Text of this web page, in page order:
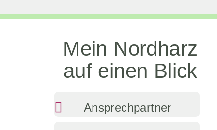
Mein Nordharz
auf einen Blick
Ansprechpartner